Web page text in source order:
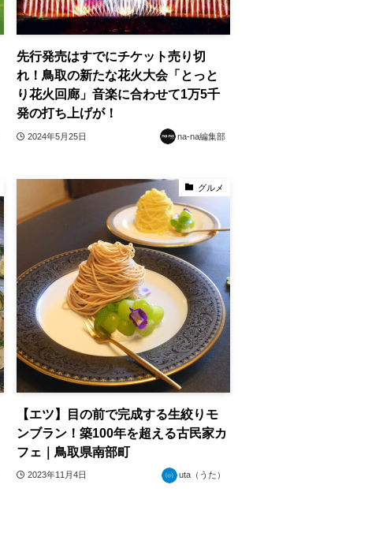
先行発売はすでにチケット売り切
れ！鳥取の新たな花火大会「とっと
り花火回廊」音楽に合わせて1万5千
発の打ち上げが！
2024年5月25日 na-na編集部
グルメ
【エツ】目の前で完成する生絞りモ
ンブラン！築100年を超える古民家カ
フェ｜鳥取県南部町
2023年11月4日 uta（うた）